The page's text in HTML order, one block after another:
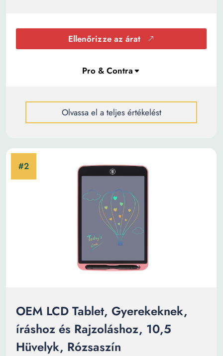
Ellenőrizze az árat
Olvassa el a teljes értékelést
OEM LCD Tablet, Gyerekeknek,
íráshoz és Rajzoláshoz, 10,5
Hüvelyk, Rózsaszín